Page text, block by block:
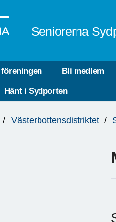
Seniorerna
Bli medlem
Hänt i Sydporten
Västerbottensdistriktet